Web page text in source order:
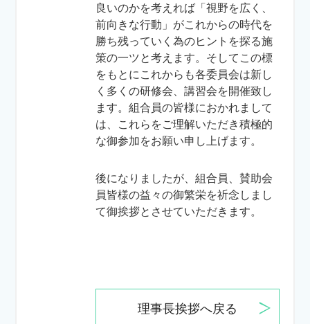
良いのかを考えれば「視野を広く、
前向きな行動」がこれからの時代を
勝ち残っていく為のヒントを探る施
策の一ツと考えます。そしてこの標
をもとにこれからも各委員会は新し
く多くの研修会、講習会を開催致し
ます。組合員の皆様におかれまして
は、これらをご理解いただき積極的
な御参加をお願い申し上げます。
後になりましたが、組合員、賛助会
員皆様の益々の御繁栄を祈念しまし
て御挨拶とさせていただきます。
理事長挨拶へ戻る